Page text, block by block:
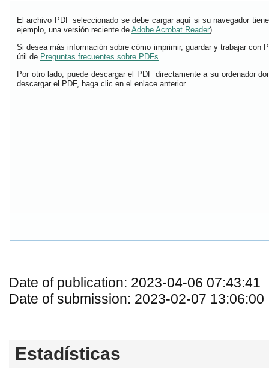
El archivo PDF seleccionado se debe cargar aquí si su navegador
ejemplo, una versión reciente de Adobe Acrobat Reader).
Si desea más información sobre cómo imprimir, guardar y trabajar con
útil de Preguntas frecuentes sobre PDFs.
Por otro lado, puede descargar el PDF directamente a su ordenador
descargar el PDF, haga clic en el enlace anterior.
Date of publication: 2023-04-06 07:43:41
Date of submission: 2023-02-07 13:06:00
Estadísticas